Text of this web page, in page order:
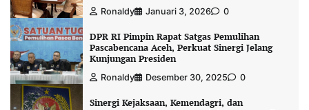
Ronaldy Januari 3, 2026 0
DPR RI Pimpin Rapat Satgas Pemulihan
Pascabencana Aceh, Perkuat Sinergi Jelang
Kunjungan Presiden
Ronaldy Desember 30, 2025 0
Sinergi Kejaksaan, Kemendagri, dan